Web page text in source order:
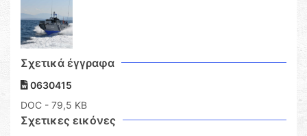
Σχετικά έγγραφα
0630415
DOC - 79,5 KB
Σχετικες εικόνες